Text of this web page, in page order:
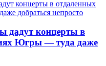
дадут концерты в
Югры — туда даже